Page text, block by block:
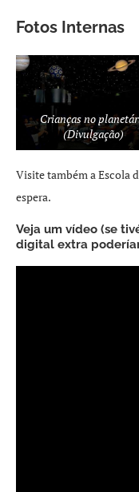
Fotos Internas
Crianças no
(Divulgação)
Visite também a Escola
espera.
Veja um vídeo (se
digital extra